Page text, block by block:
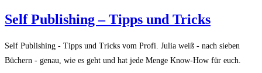
Self Publishing – Tipps und Tricks
Self Publishing - Tipps und Tricks vom Profi. Julia weiß - nach sieben
Büchern - genau, wie es geht und hat jede Menge Know-How für euch.